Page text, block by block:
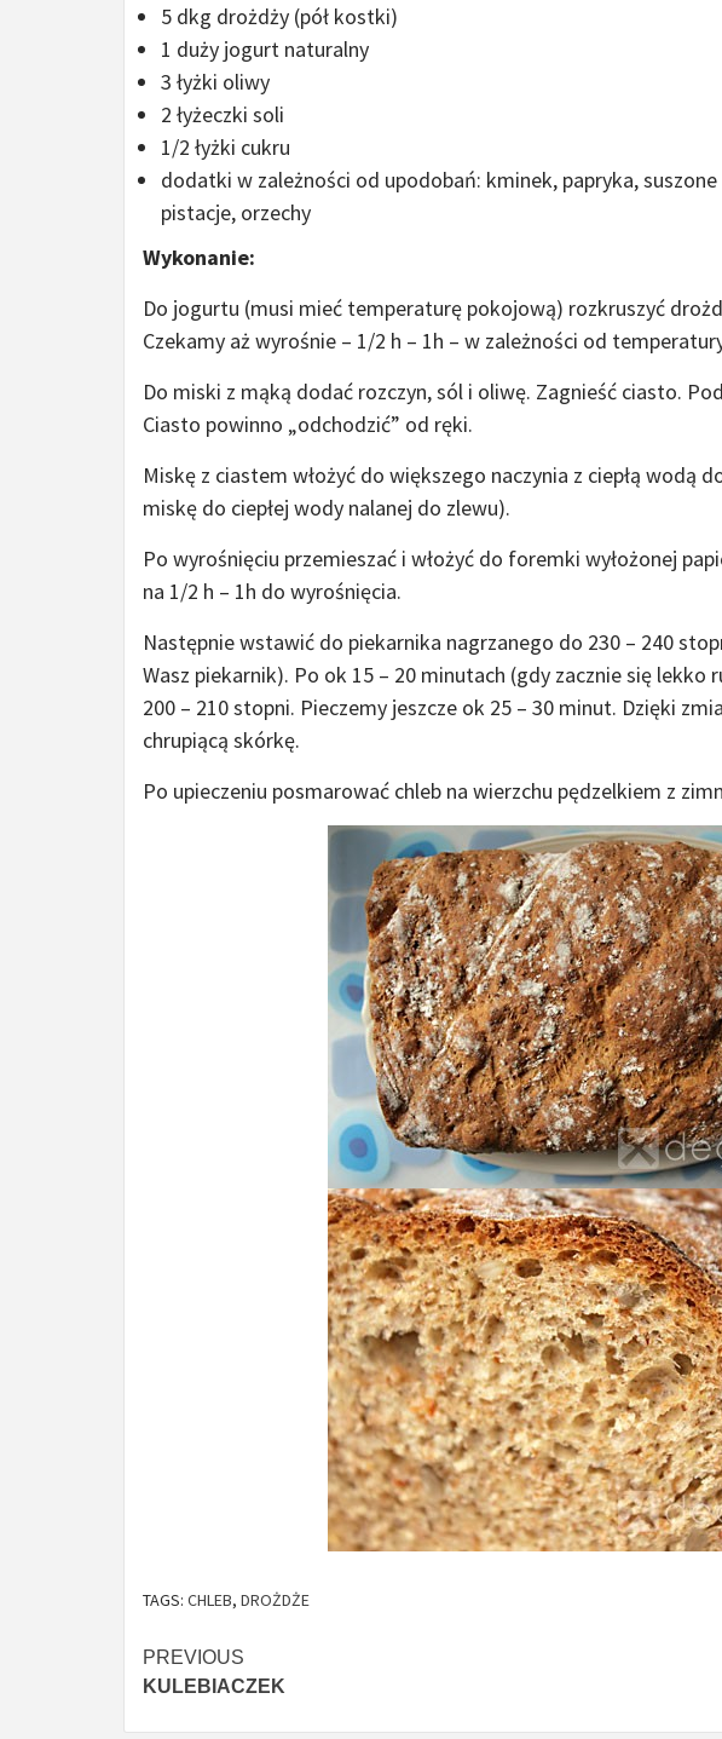
5 dkg drożdży (pół kostki)
1 duży jogurt naturalny
3 łyżki oliwy
2 łyżeczki soli
1/2 łyżki cukru
dodatki w zależności od upodobań: kminek, papryka,
pistacje, orzechy
Wykonanie:
Do jogurtu (musi mieć temperaturę pokojową) rozkruszyć
Czekamy aż wyrośnie – 1/2 h – 1h – w zależności od
Do miski z mąką dodać rozczyn, sól i oliwę. Zagnieść ciasto.
Ciasto powinno „odchodzić” od ręki.
Miskę z ciastem włożyć do większego naczynia z ciepłą wodą
miskę do ciepłej wody nalanej do zlewu).
Po wyrośnięciu przemieszać i włożyć do foremki wyłożonej
na 1/2 h – 1h do wyrośnięcia.
Następnie wstawić do piekarnika nagrzanego do 230 – 240
Wasz piekarnik). Po ok 15 – 20 minutach (gdy zacznie się
200 – 210 stopni. Pieczemy jeszcze ok 25 – 30 minut. Dzięki
chrupiącą skórkę.
Po upieczeniu posmarować chleb na wierzchu pędzelkiem z
TAGS: CHLEB, DROŻDŻE
Continue
Reading
PREVIOUS
KULEBIACZEK